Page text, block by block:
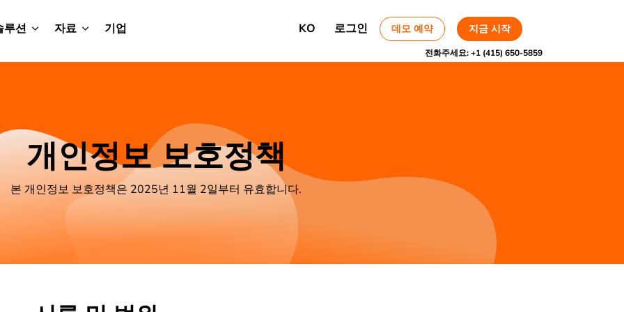
루션 자료 기업 KO 로그인 데모 예약 지금 시작
전화주세요:+1 (415) 650-5859
개인정보 보호정책
본 개인정보 보호정책은 2025년 11월 2일부터 유효합니다.